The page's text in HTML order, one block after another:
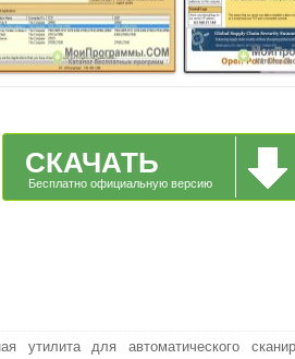
СКАЧАТЬ
Бесплатно официальную версию
утилита для автоматического